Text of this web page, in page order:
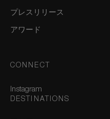
プレスリリース
アワード
CONNECT
Instagram
DESTINATIONS